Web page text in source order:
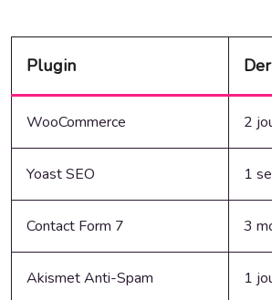
Plugin
WooCommerce 2
Yoast SEO 1
Contact Form 7 3
Akismet Anti-Spam 1